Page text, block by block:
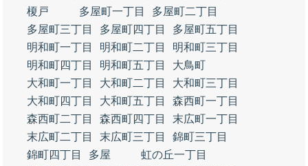
榎戸
多屋町一丁目
多屋町二丁目
多屋町三丁目
多屋町四丁目
多屋町五丁目
明和町一丁目
明和町二丁目
明和町三丁目
明和町四丁目
明和町五丁目
大鳥町
大和町一丁目
大和町二丁目
大和町三丁目
大和町四丁目
大和町五丁目
森西町一丁目
森西町二丁目
森西町四丁目
末広町一丁目
末広町二丁目
末広町三丁目
錦町三丁目
錦町四丁目
多屋
虹の丘一丁目